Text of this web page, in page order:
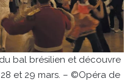
bal brésilien et découvre
et 29 mars. – ©Opéra de